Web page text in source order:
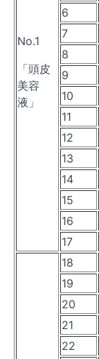
No.1
「頭皮
美容
液」
6
7
8
9
10
11
12
13
14
15
16
17
18
19
20
21
22